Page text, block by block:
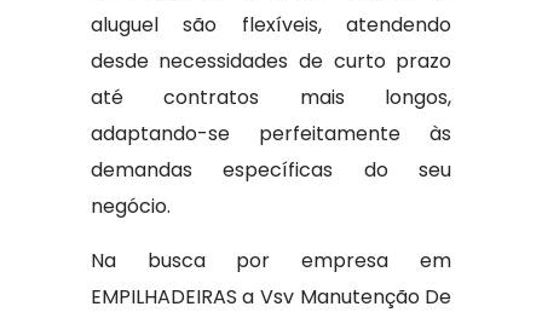
aluguel são flexíveis, atendendo
desde necessidades de curto prazo
até contratos mais longos,
adaptando-se perfeitamente às
demandas específicas do seu
negócio.
Na busca por empresa em
EMPILHADEIRAS a Vsv Manutenção De